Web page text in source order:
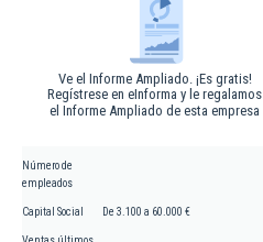
Ve el Informe Ampliado. ¡Es gratis!
Regístrese en eInforma y le regalamos
el Informe Ampliado de esta empresa
Número de
empleados
Capital Social De 3.100 a 60.000 €